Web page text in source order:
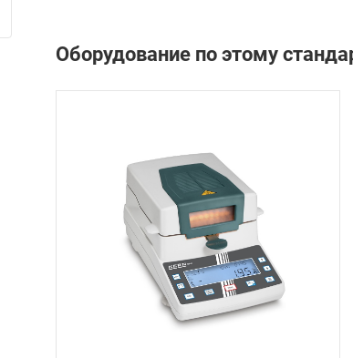
Оборудование по этому